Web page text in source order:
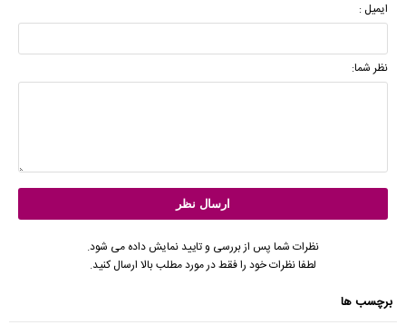
ایمیل :
نظر شما:
نظرات شما پس از بررسی و تایید نمایش داده می شود.
لطفا نظرات خود را فقط در مورد مطلب بالا ارسال کنید.
برچسب ها